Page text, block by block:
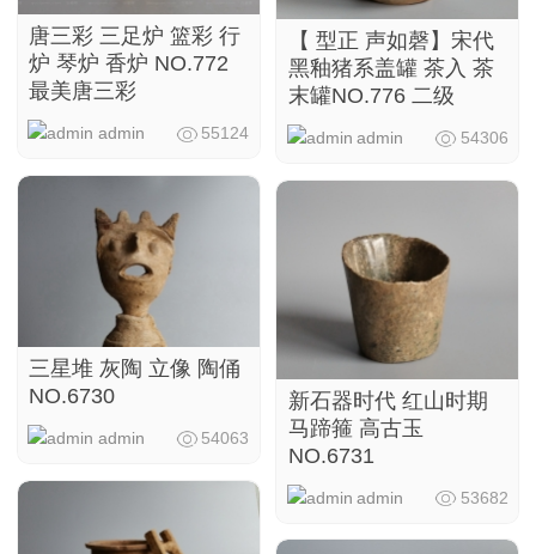
唐三彩 三足炉 篮彩 行
炉 琴炉 香炉 NO.772
最美唐三彩
admin 55124
三星堆 灰陶 立像 陶俑
NO.6730
admin 54063
【 型正 声如磬】宋代
黑釉猪系盖罐 茶入 茶
末罐NO.776 二级
admin 54306
新石器时代 红山时期
马蹄箍 高古玉
NO.6731
admin 53682